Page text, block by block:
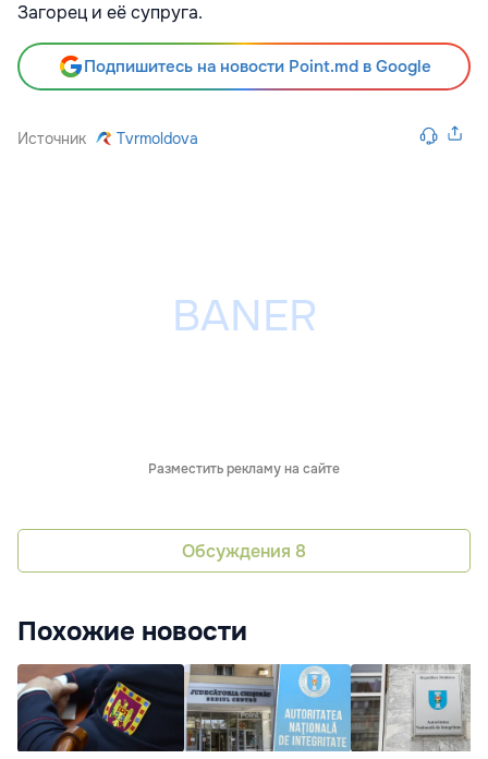
Загорец и её супруга.
Подпишитесь на новости Point.md в Google
Источник Tvrmoldova
Разместить рекламу на сайте
Обсуждения 8
Похожие новости